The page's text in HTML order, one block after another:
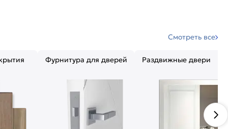
Смотреть все
Фурнитура для дверей Раздвижные двери